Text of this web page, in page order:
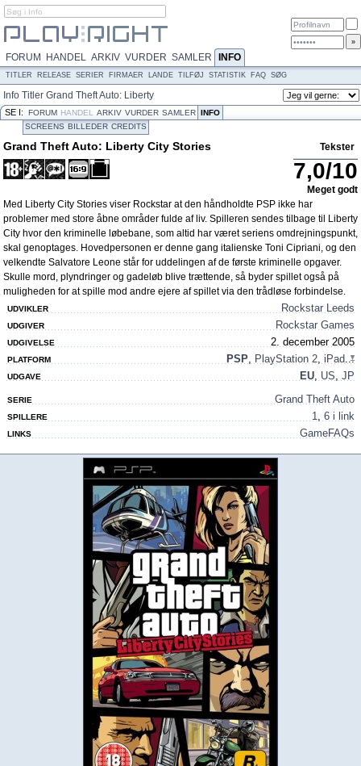
FORUM HANDEL ARKIV VURDER SAMLER INFO
TITLER RELEASE SERIER FIRMAER LANDE TILFØJ STATISTIK FAQ SØG
Info Titler Grand Theft Auto: Liberty
City Stories Tekster
SE I: FORUM HANDEL ARKIV VURDER SAMLER INFO
SCREENS BILLEDER CREDITS
Grand Theft Auto: Liberty City Stories Tekster
7,0/10
Meget godt
Med Liberty City Stories viser Rockstar at den håndholdte PSP ikke har
problemer med store åbne områder fulde af liv. Spilleren sendes tilbage til Liberty
City hvor den kriminelle løbebane, som altid har været seriens omdrejningspunkt,
skal genoptages. Hovedpersonen er denne gang italienske Toni Cipriani, og den
velkendte Salvatore Leone står for uddelingen af de første kriminelle opgaver.
Skulle mord, plyndringer og gadeløb blive trættende, så byder spillet også på
muligheden for at spille mod andre ejere af spillet via den trådløse forbindelse.
UDVIKLER Rockstar Leeds
UDGIVER Rockstar Games
UDGIVELSE 2. december 2005
PLATFORM PSP, PlayStation 2, iPad...
UDGAVE EU, US, JP
SERIE Grand Theft Auto
SPILLERE 1, 6 i link
LINKS GameFAQs